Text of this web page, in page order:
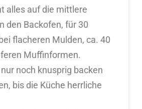
alles auf die mittlere
den Backofen, für 30
flacheren Mulden, ca. 40
Muffinformen.
noch knusprig backen
bis die Küche herrliche